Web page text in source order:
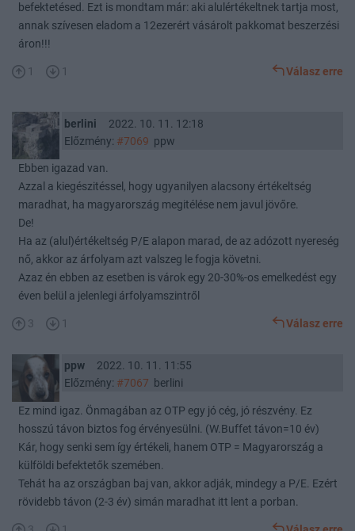
befektetésed. Ezt is mondtam már: aki alulértékeltnek tartja most,
annak szívesen eladom a 12ezerért vásárolt pakkomat beszerzési
áron!!!
1 1 Válasz erre
berlini
2022. 10. 11. 12:18
Előzmény: #7069 ppw
Ebben igazad van.
Azzal a kiegészitéssel, hogy ugyanilyen alacsony értékeltség
maradhat, ha magyarország megitélése nem javul jövőre.
De!
Ha az (alul)értékeltség P/E alapon marad, de az adózott nyereség
nő, akkor az árfolyam azt valszeg le fogja követni.
Azaz én ebben az esetben is várok egy 20-30%-os emelkedést egy
éven belül a jelenlegi árfolyamszintről
3 1 Válasz erre
ppw
2022. 10. 11. 11:55
Előzmény: #7067 berlini
Ez mind igaz. Önmagában az OTP egy jó cég, jó részvény. Ez
hosszú távon biztos fog érvényesülni. (W.Buffet távon=10 év)
Kár, hogy senki sem így értékeli, hanem OTP = Magyarország a
külföldi befektetők szemében.
Tehát ha az országban baj van, akkor adják, mindegy a P/E. Ezért
rövidebb távon (2-3 év) simán maradhat itt lent a porban.